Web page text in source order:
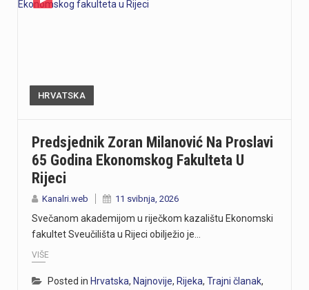
HRVATSKA
Predsjednik Zoran Milanović Na Proslavi
65 Godina Ekonomskog Fakulteta U
Rijeci
Kanalri.web 11 svibnja, 2026
Svečanom akademijom u riječkom kazalištu Ekonomski
fakultet Sveučilišta u Rijeci obilježio je…
VIŠE
Posted in Hrvatska, Najnovije, Rijeka, Trajni članak,